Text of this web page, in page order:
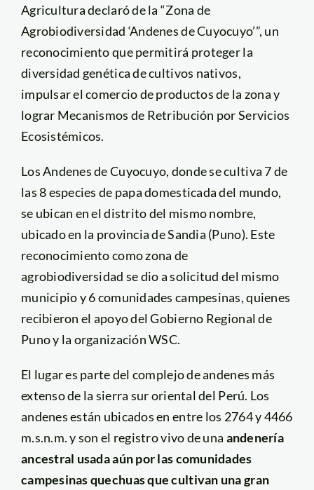
Agricultura declaró de la “Zona de
Agrobiodiversidad ‘Andenes de Cuyocuyo’”, un
reconocimiento que permitirá proteger la
diversidad genética de cultivos nativos,
impulsar el comercio de productos de la zona y
lograr Mecanismos de Retribución por Servicios
Ecosistémicos.
Los Andenes de Cuyocuyo, donde se cultiva 7 de
las 8 especies de papa domesticada del mundo,
se ubican en el distrito del mismo nombre,
ubicado en la provincia de Sandia (Puno). Este
reconocimiento como zona de
agrobiodiversidad se dio a solicitud del mismo
municipio y 6 comunidades campesinas, quienes
recibieron el apoyo del Gobierno Regional de
Puno y la organización WSC.
El lugar es parte del complejo de andenes más
extenso de la sierra sur oriental del Perú. Los
andenes están ubicados en entre los 2764 y 4466
m.s.n.m. y son el registro vivo de una andenería
ancestral usada aún por las comunidades
campesinas quechuas que cultivan una gran